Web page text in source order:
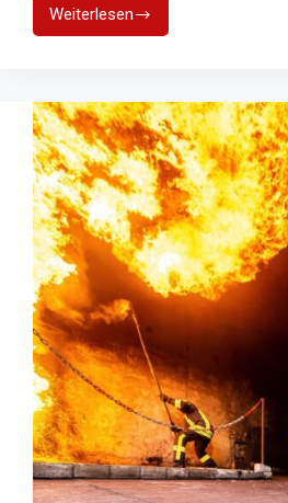
WeiterlesenFotowettbewerb
der